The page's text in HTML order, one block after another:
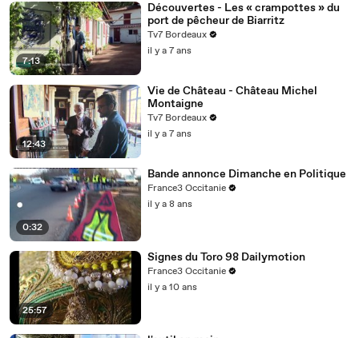
7:13
Découvertes - Les « crampottes » du
port de pêcheur de Biarritz
Tv7 Bordeaux
il y a 7 ans
12:43
Vie de Château - Château Michel
Montaigne
Tv7 Bordeaux
il y a 7 ans
0:32
Bande annonce Dimanche en Politique
France3 Occitanie
il y a 8 ans
25:57
Signes du Toro 98 Dailymotion
France3 Occitanie
il y a 10 ans